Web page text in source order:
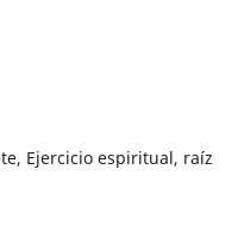
Ejercicio espiritual, raíz